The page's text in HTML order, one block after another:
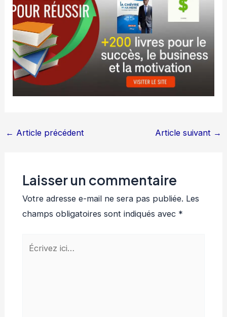
← Article précédent Article suivant →
Laisser un commentaire
Votre adresse e-mail ne sera pas publiée. Les
champs obligatoires sont indiqués avec *
Écrivez